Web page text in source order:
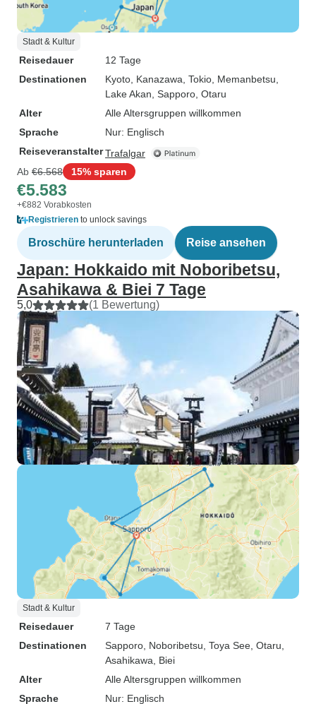
Stadt & Kultur
Reisedauer
12 Tage
Destinationen
Kyoto , Kanazawa , Tokio , Memanbetsu
Lake Akan , Sapporo , Otaru
Alter
Alle Altersgruppen willkommen
Sprache
Nur: Englisch
ReiseveranstalterTrafalgar
Ab €6.568 15% sparen
€5.583
+€882 Vorabkosten
Registrieren to unlock savings
Broschüre herunterladen Reise ansehen
Japan: Hokkaido mit Noboribetsu,
Asahikawa & Biei 7 Tage
5,0 (1 Bewertung)
Stadt & Kultur
Reisedauer
7 Tage
Destinationen
Sapporo , Noboribetsu , Toya See , Otaru
Asahikawa , Biei
Alter
Alle Altersgruppen willkommen
Sprache
Nur: Englisch